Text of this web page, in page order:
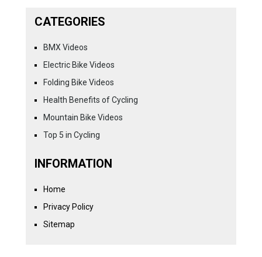
CATEGORIES
BMX Videos
Electric Bike Videos
Folding Bike Videos
Health Benefits of Cycling
Mountain Bike Videos
Top 5 in Cycling
INFORMATION
Home
Privacy Policy
Sitemap